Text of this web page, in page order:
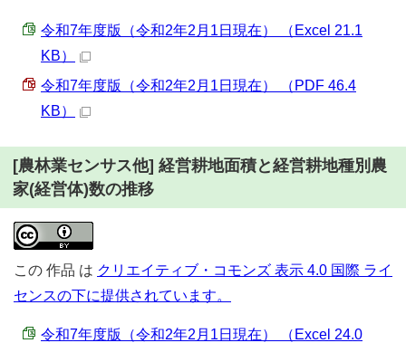
令和7年度版（令和2年2月1日現在） （Excel 21.1
KB）
令和7年度版（令和2年2月1日現在） （PDF 46.4
KB）
[農林業センサス他] 経営耕地面積と経営耕地種別農
家(経営体)数の推移
この 作品 は クリエイティブ・コモンズ 表示 4.0 国際 ライ
センスの下に提供されています。
令和7年度版（令和2年2月1日現在） （Excel 24.0